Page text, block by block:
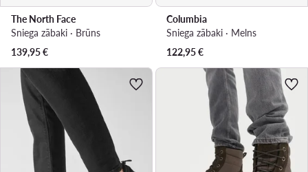
The North Face
Sniega zābaki · Brūns
139,95€
Columbia
Sniega zābaki · Melns
122,95€